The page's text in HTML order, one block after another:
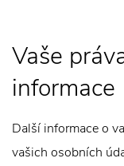
Vaše
informace
Další informace o
vašich osobních